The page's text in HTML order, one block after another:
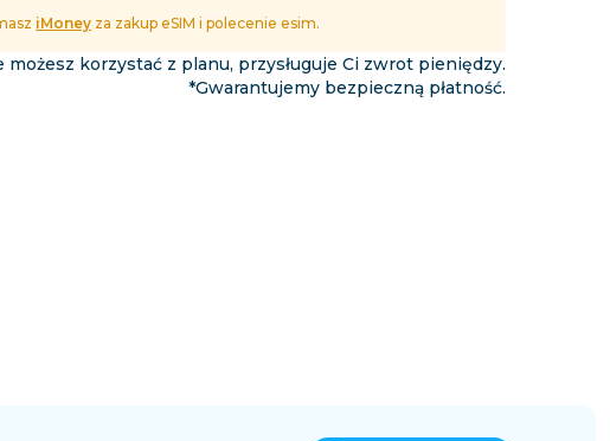
cele podróży
iMoney za zakup eSIM i polecenie esim.
możesz korzystać z planu, przysługuje Ci zwrot pieniędzy.
*Gwarantujemy bezpieczną płatność.